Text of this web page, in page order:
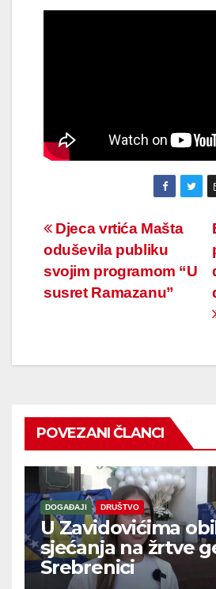
Navigacija
članaka
Djeca vrtića Mašta
oduševila publiku
svojim programom “U
susret Ramazanu”
POVEZANI ČLANCI
DOGAĐAJI DRUŠTVO
U Zavidovićima
sjećanja na žrtve
Srebrenici